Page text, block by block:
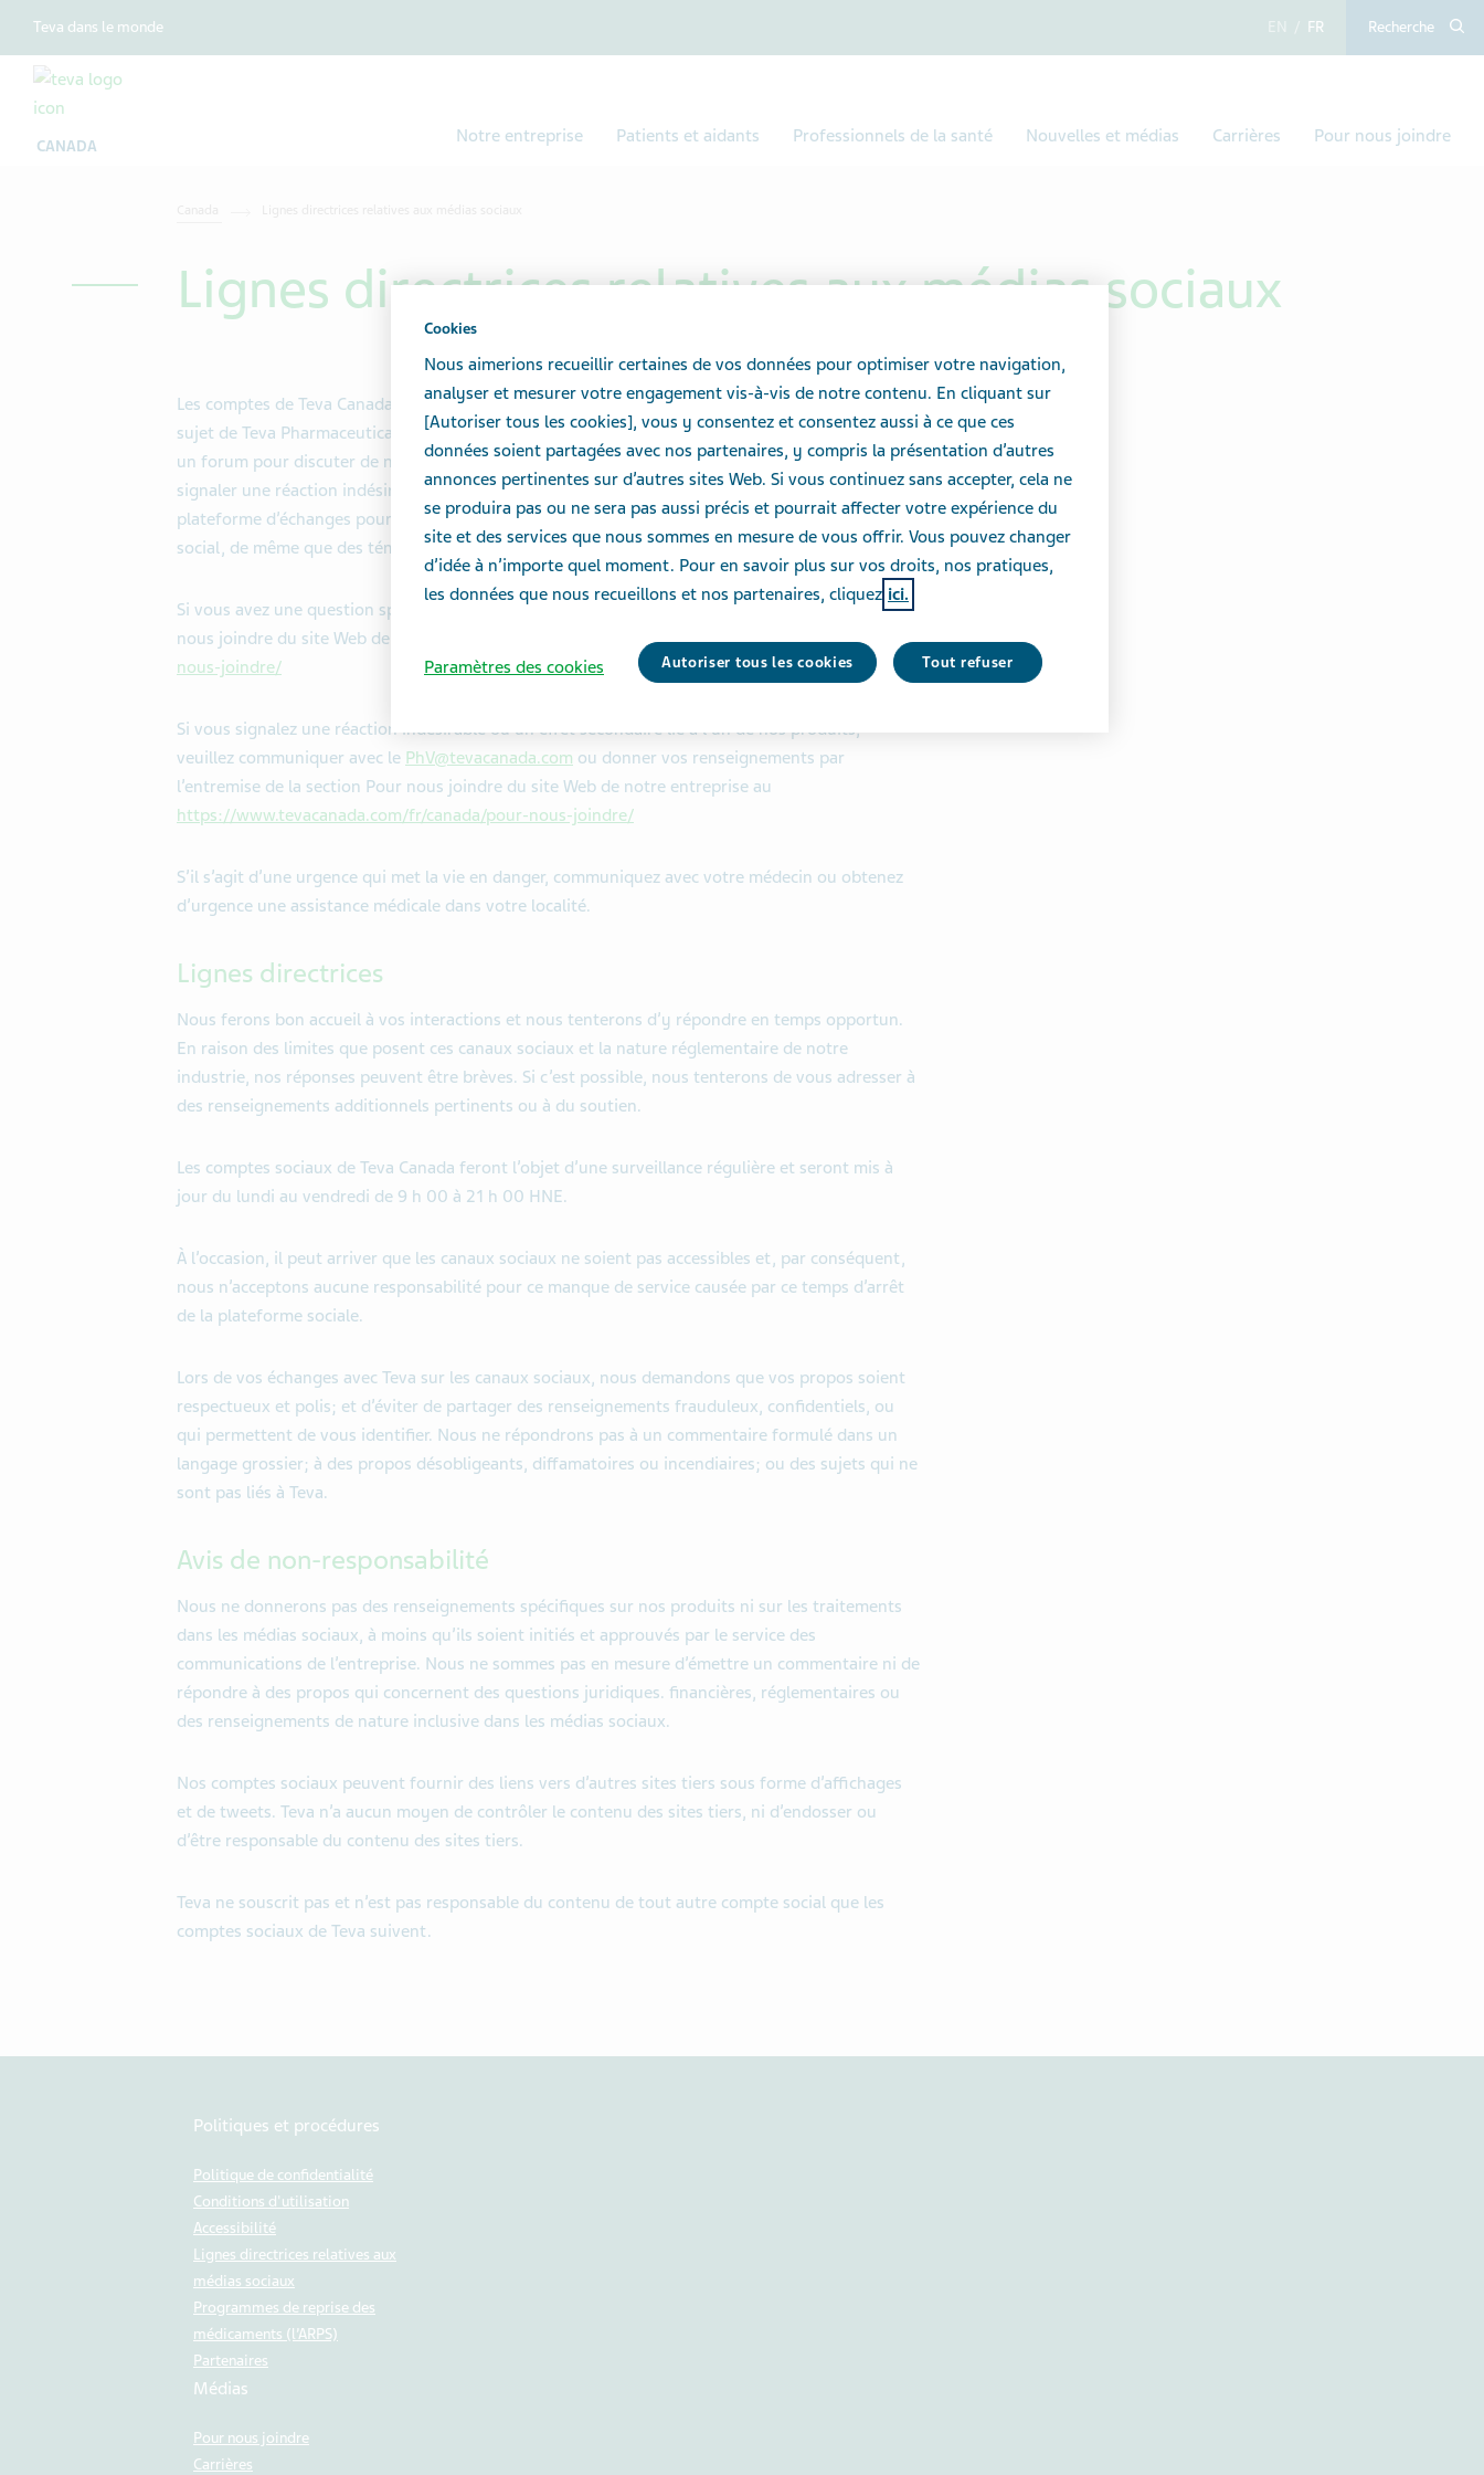
Teva dans le monde anglais françaisRecherche
Notre entreprise Patients et aidants Professionnels de la santé Nouvelles et médias Carrières Pour nous joindre
CANADA
Lignes directrices relatives aux médias sociaux
Les comptes de Teva Canada sur les médias sociaux diffusent des renseignements généraux au
sujet de Teva Pharmaceuticals dans le monde et ici, au Canada. Ces médias sociaux ne sont pas
un forum pour discuter de nos produits, des traitements, des états de santé ou un endroit pour
signaler une réaction indésirable ou un effet secondaire. Ces comptes sociaux sont plutôt une
plateforme d’échanges pour des nouvelles et des événements à propos de Teva, son impact
social, de même que des témoignages de nos employés, des patients et des proches aidants.
Si vous avez une question spécifique au sujet de nos produits ou services, visitez la section Pour
nous joindre du site Web de notre entreprise au :
https://www.tevacanada.com/fr/canada/pour-
nous-joindre/
Si vous signalez une réaction indésirable ou un effet secondaire lié à l’un de nos produits,
veuillez communiquer avec le PhV@tevacanada.com ou donner vos renseignements par
l’entremise de la section Pour nous joindre du site Web de notre entreprise au
https://www.tevacanada.com/fr/canada/pour-nous-joindre/
S’il s’agit d’une urgence qui met la vie en danger, communiquez avec votre médecin ou obtenez
d’urgence une assistance médicale dans votre localité.
Lignes directrices
Nous ferons bon accueil à vos interactions et nous tenterons d’y répondre en temps opportun.
En raison des limites que posent ces canaux sociaux et la nature réglementaire de notre
industrie, nos réponses peuvent être brèves. Si c’est possible, nous tenterons de vous adresser à
des renseignements additionnels pertinents ou à du soutien.
Les comptes sociaux de Teva Canada feront l’objet d’une surveillance régulière et seront mis à
jour du lundi au vendredi de 9 h 00 à 21 h 00 HNE.
À l’occasion, il peut arriver que les canaux sociaux ne soient pas accessibles et, par conséquent,
nous n’acceptons aucune responsabilité pour ce manque de service causée par ce temps d’arrêt
de la plateforme sociale.
Lors de vos échanges avec Teva sur les canaux sociaux, nous demandons que vos propos soient
respectueux et polis; et d’éviter de partager des renseignements frauduleux, confidentiels, ou
qui permettent de vous identifier. Nous ne répondrons pas à un commentaire formulé dans un
langage grossier; à des propos désobligeants, diffamatoires ou incendiaires; ou des sujets qui ne
sont pas liés à Teva.
Avis de non-responsabilité
Nous ne donnerons pas des renseignements spécifiques sur nos produits ni sur les traitements
dans les médias sociaux, à moins qu’ils soient initiés et approuvés par le service des
communications de l’entreprise. Nous ne sommes pas en mesure d’émettre un commentaire ni de
répondre à des propos qui concernent des questions juridiques. financières, réglementaires ou
des renseignements de nature inclusive dans les médias sociaux.
Nos comptes sociaux peuvent fournir des liens vers d’autres sites tiers sous forme d’affichages
et de tweets. Teva n’a aucun moyen de contrôler le contenu des sites tiers, ni d’endosser ou
d’être responsable du contenu des sites tiers.
Teva ne souscrit pas et n’est pas responsable du contenu de tout autre compte social que les
comptes sociaux de Teva suivent.
Politiques et procédures
Politique de confidentialité
Conditions d'utilisation
Accessibilité
Lignes directrices relatives aux
médias sociaux
Programmes de reprise des
médicaments (l’ARPS)
Partenaires
Médias
Pour nous joindre
Carrières
Cookies
Nous aimerions recueillir certaines de vos données pour optimiser votre navigation,
analyser et mesurer votre engagement vis-à-vis de notre contenu. En cliquant sur
[Autoriser tous les cookies], vous y consentez et consentez aussi à ce que ces
données soient partagées avec nos partenaires, y compris la présentation d’autres
annonces pertinentes sur d’autres sites Web. Si vous continuez sans accepter, cela ne
se produira pas ou ne sera pas aussi précis et pourrait affecter votre expérience du
site et des services que nous sommes en mesure de vous offrir. Vous pouvez changer
d’idée à n’importe quel moment. Pour en savoir plus sur vos droits, nos pratiques,
les données que nous recueillons et nos partenaires, cliquez ici.
Autoriser tous les cookies Tout refuser
Paramètres des cookies